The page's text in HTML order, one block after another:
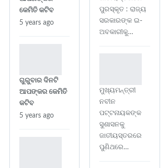
କେମିତି କଟିବ
5 years ago
ଗୁରୁବାର ଦିନଟି
ଆପଙ୍କର କେମିତି
କଟିବ
5 years ago
ପୁରସ୍କୃତ : ରାଜ୍ୟ
ସରକାରଙ୍କ ଇ-
ଅବକାରୀକୁ…
ମୁଖ୍ୟମନ୍ତ୍ରୀ
ନବୀନ
ପଟ୍ଟନାୟକଙ୍କ
ସୁଶାସନକୁ
ଜାତୀୟସ୍ତରରେ
ପୁଣିଥରେ…